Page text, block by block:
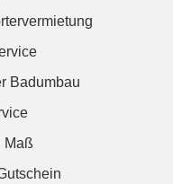
Badumbau
Maß